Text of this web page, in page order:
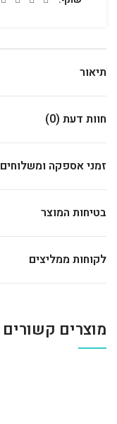
תיאור
חוות דעת (0)
זמני אספקה ומשלוחים
בטיחות המוצר
לקוחות ממליצים
מוצרים קשורים